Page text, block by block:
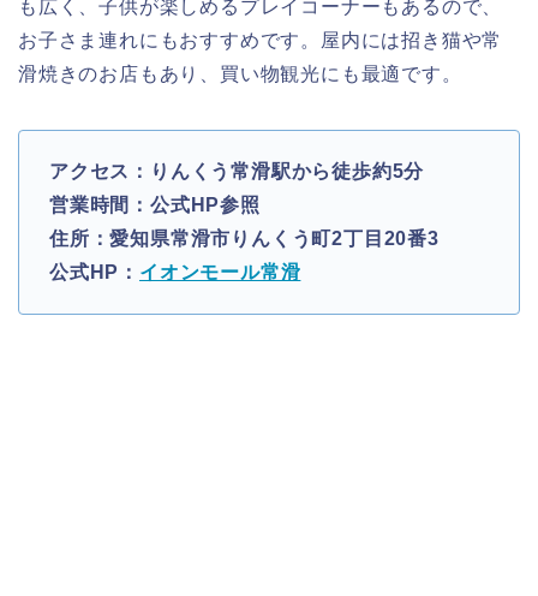
も広く、子供が楽しめるプレイコーナーもあるので、
お子さま連れにもおすすめです。屋内には招き猫や常
滑焼きのお店もあり、買い物観光にも最適です。
アクセス：りんくう常滑駅から徒歩約5分
営業時間：公式HP参照
住所：愛知県常滑市りんくう町2丁目20番3
公式HP： イオンモール常滑